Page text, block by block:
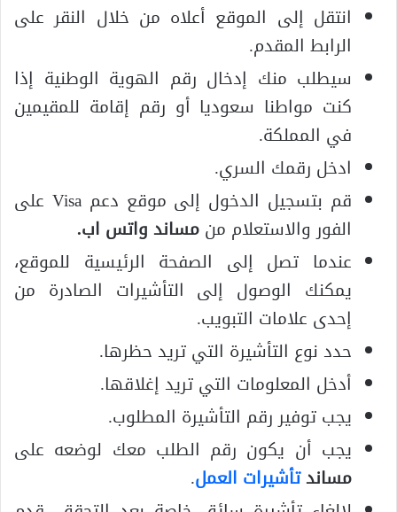
انتقل إلى الموقع أعلاه من خلال النقر على
الرابط المقدم.
سيطلب منك إدخال رقم الهوية الوطنية إذا
كنت مواطنا سعوديا أو رقم إقامة للمقيمين
في المملكة.
ادخل رقمك السري.
قم بتسجيل الدخول إلى موقع دعم Visa على
الفور والاستعلام منمساند واتس اب.
عندما تصل إلى الصفحة الرئيسية للموقع،
يمكنك الوصول إلى التأشيرات الصادرة من
إحدى علامات التبويب.
حدد نوع التأشيرة التي تريد حظرها.
أدخل المعلومات التي تريد إغلاقها.
يجب توفير رقم التأشيرة المطلوب.
يجب أن يكون رقم الطلب معك لوضعه على
مساندتأشيرات العمل.